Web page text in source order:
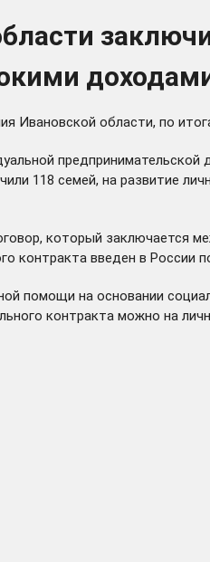
Ивановской области, по
118 семей, на развитие
который заключается
контракта введен в России
помощи на основании
контракта можно на